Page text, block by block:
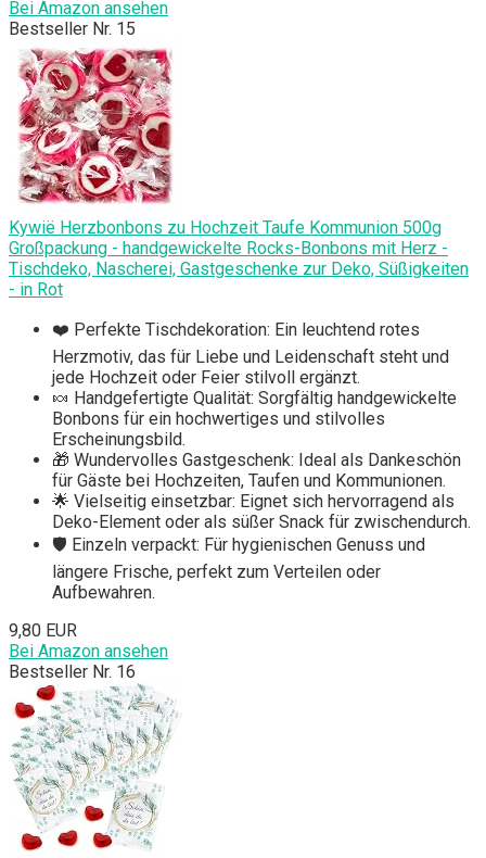
Bei Amazon ansehen
Bestseller Nr. 15
Kywië Herzbonbons zu Hochzeit Taufe Kommunion 500g
Großpackung - handgewickelte Rocks-Bonbons mit Herz -
Tischdeko, Nascherei, Gastgeschenke zur Deko, Süßigkeiten
- in Rot
❤️ Perfekte Tischdekoration: Ein leuchtend rotes
Herzmotiv, das für Liebe und Leidenschaft steht und
jede Hochzeit oder Feier stilvoll ergänzt.
🍬 Handgefertigte Qualität: Sorgfältig handgewickelte
Bonbons für ein hochwertiges und stilvolles
Erscheinungsbild.
🎁 Wundervolles Gastgeschenk: Ideal als Dankeschön
für Gäste bei Hochzeiten, Taufen und Kommunionen.
🌟 Vielseitig einsetzbar: Eignet sich hervorragend als
Deko-Element oder als süßer Snack für zwischendurch.
🛡️ Einzeln verpackt: Für hygienischen Genuss und
längere Frische, perfekt zum Verteilen oder
Aufbewahren.
9,80 EUR
Bei Amazon ansehen
Bestseller Nr. 16